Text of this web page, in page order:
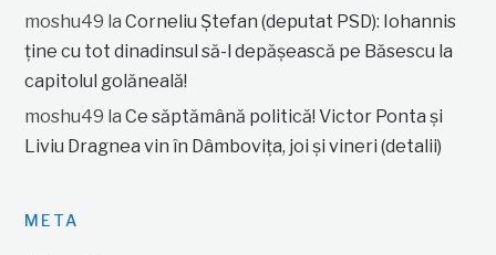
moshu49 laCorneliu Ștefan (deputat PSD): Iohannis
ține cu tot dinadinsul să-l depășească pe Băsescu la
capitolul golăneală!
moshu49 laCe săptămână politică! Victor Ponta și
Liviu Dragnea vin în Dâmbovița, joi și vineri (detalii)
META